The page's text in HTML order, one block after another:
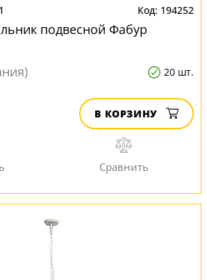
194252
подвесной Фабур
20 шт.
В КОРЗИНУ